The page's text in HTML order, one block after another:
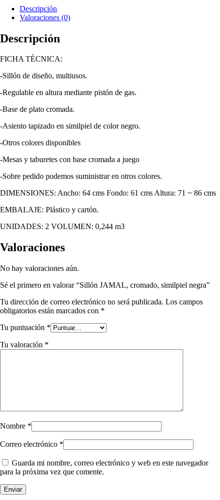
Descripción
Valoraciones (0)
Descripción
FICHA TÉCNICA:
-Sillón de diseño, multiusos.
-Regulable en altura mediante pistón de gas.
-Base de plato cromada.
-Asiento tapizado en similpiel de color negro.
-Otros colores disponibles
-Mesas y taburetes con base cromada a juego
-Sobre pedido podemos suministrar en otros colores.
DIMENSIONES: Ancho: 64 cms Fondo: 61 cms Altura: 71 ~ 86 cms
EMBALAJE: Plástico y cartón.
UNIDADES: 2 VOLUMEN: 0,244 m3
Valoraciones
No hay valoraciones aún.
Sé el primero en valorar “Sillón JAMAL, cromado, similpiel negra”
Tu dirección de correo electrónico no será publicada. Los campos
obligatorios están marcados con *
Tu puntuación *
Tu valoración *
Nombre *
Correo electrónico *
Guarda mi nombre, correo electrónico y web en este navegador
para la próxima vez que comente.